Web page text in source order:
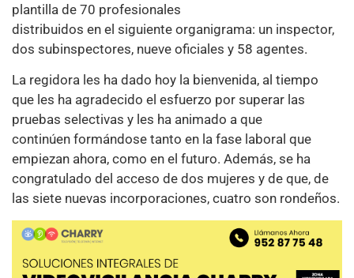
plantilla de 70 profesionales
distribuidos en el siguiente organigrama: un inspector,
dos subinspectores, nueve oficiales y 58 agentes.
La regidora les ha dado hoy la bienvenida, al tiempo
que les ha agradecido el esfuerzo por superar las
pruebas selectivas y les ha animado a que
continúen formándose tanto en la fase laboral que
empiezan ahora, como en el futuro. Además, se ha
congratulado del acceso de dos mujeres y de que, de
las siete nuevas incorporaciones, cuatro son rondeños.